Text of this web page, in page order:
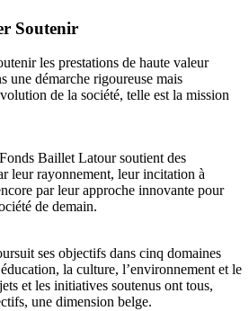
Soutenir
les prestations de haute valeur
une démarche rigoureuse mais
de la société, telle est la mission
Baillet Latour soutient des
leur rayonnement, leur incitation à
par leur approche innovante pour
de demain.
ses objectifs dans cinq domaines
la culture, l’environnement et le
et les initiatives soutenus ont tous,
une dimension belge.